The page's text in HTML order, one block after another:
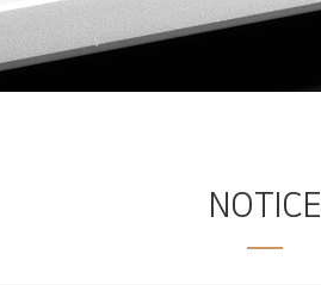
NOTICE